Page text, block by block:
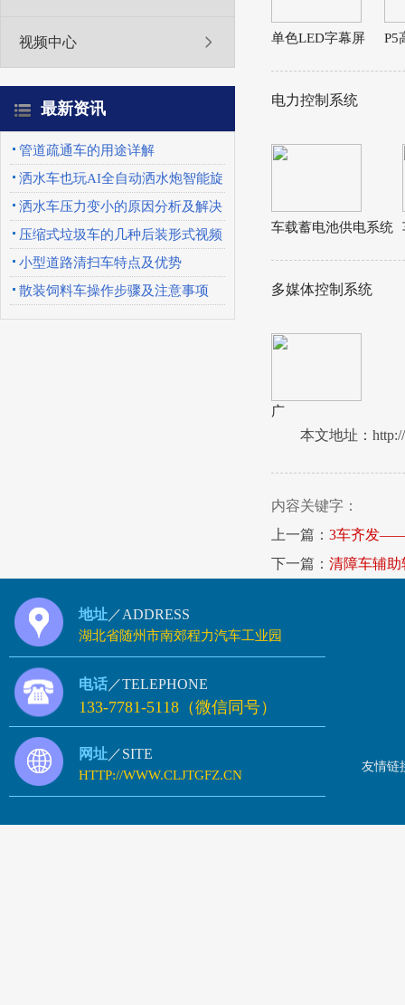
视频中心
最新资讯
管道疏通车的用途详解
洒水车也玩AI全自动洒水炮智能旋
转喷头优势特点
洒水车压力变小的原因分析及解决
办法
压缩式垃圾车的几种后装形式视频
展示
小型道路清扫车特点及优势
散装饲料车操作步骤及注意事项
单色LED字幕屏 P5
电力控制系统
车载蓄电池供电系统
多媒体控制系统
广
本文地址：
内容关键字：
上一篇： 3车齐发
下一篇： 清障车辅
地址 ／ADDRESS
湖北省随州市南郊程力汽车工业园
电话 ／TELEPHONE
133-7781-5118（微信同号）
网址 ／SITE
HTTP://WWW.CLJTGFZ.CN
友情链